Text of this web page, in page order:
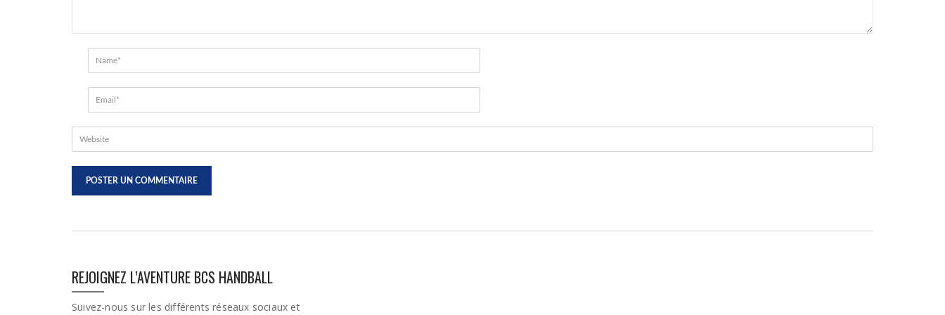
REJOIGNEZ L’AVENTURE BCS HANDBALL
Suivez-nous sur les différents réseaux sociaux et